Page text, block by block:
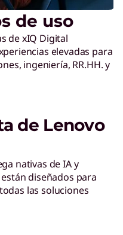
de uso
de xIQ Digital
elevadas para
ingeniería, RR.HH. y
de Lenovo
nativas de IA y
diseñados para
las soluciones